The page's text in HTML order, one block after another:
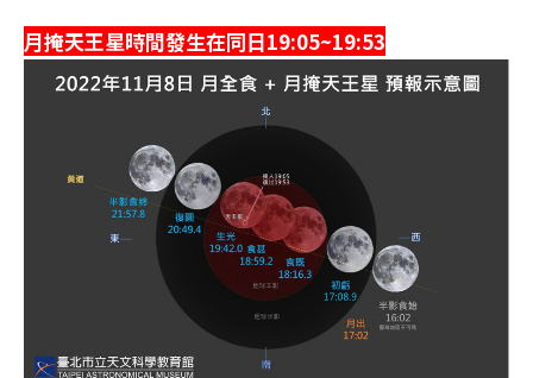
月掩天王星時間發生在同日19:05~19:53